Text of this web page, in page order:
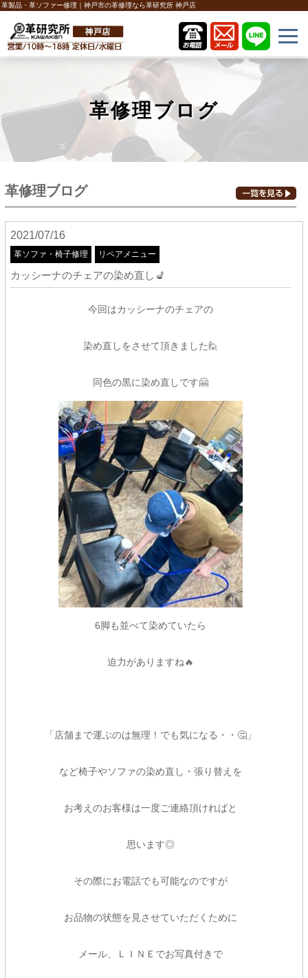
革製品・革ソファー修理｜神戸市の革修理なら革研究所 神戸店
革修理ブログ
革修理ブログ
2021/07/16
革ソファ・椅子修理 リペアメニュー
カッシーナのチェアの染め直し💺
今回はカッシーナのチェアの
染め直しをさせて頂きました🙋
同色の黒に染め直しです🤗
6脚も並べて染めていたら
迫力がありますね🔥
「店舗まで運ぶのは無理！でも気になる・・🤔」
など椅子やソファの染め直し・張り替えを
お考えのお客様は一度ご連絡頂ければと
思います◎
その際にお電話でも可能なのですが
お品物の状態を見させていただくために
メール、ＬＩＮＥでお写真付きで